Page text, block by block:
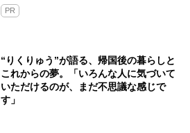
PR
“りくりゅう”が語る、帰国後の暮らしと
これからの夢。「いろんな人に気づいて
いただけるのが、まだ不思議な感じで
す」